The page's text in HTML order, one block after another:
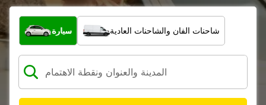
ما نوع المركبة؟
سيارة شاحنات الفان والشاحنات العادية